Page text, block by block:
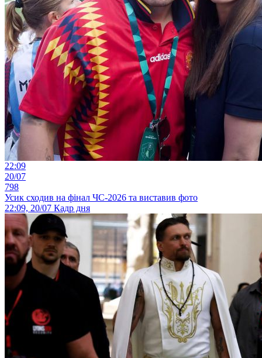
22:09
20/07
798
Усик сходив на фінал ЧС-2026 та виставив фото
22:09, 20/07 Кадр дня